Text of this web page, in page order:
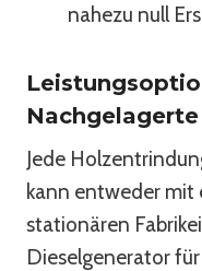
nahezu null
Jede
kann entweder
stationären
Dieselgenerator